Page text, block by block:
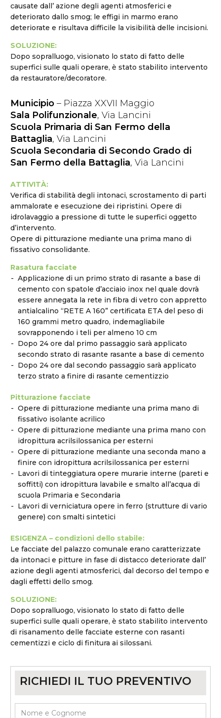
causate dall’ azione degli agenti atmosferici e
deteriorato dallo smog; le effigi in marmo erano
deteriorate e risultava difficile la visibilità delle incisioni.
SOLUZIONE:
Dopo sopralluogo, visionato lo stato di fatto delle
superfici sulle quali operare, è stato stabilito intervento
da restauratore/decoratore.
Municipio – Piazza XXVII Maggio
Sala Polifunzionale, Via Lancini
Scuola Primaria di San Fermo della
Battaglia, Via Lancini
Scuola Secondaria di Secondo Grado di
San Fermo della Battaglia, Via Lancini
ATTIVITÀ:
Verifica di stabilità degli intonaci, scrostamento di parti
ammalorate e esecuzione dei ripristini. Opere di
idrolavaggio a pressione di tutte le superfici oggetto
d’intervento.
Opere di pitturazione mediante una prima mano di
fissativo consolidante.
Rasatura facciate
Applicazione di un primo strato di rasante a base di
cemento con spatole d’acciaio inox nel quale dovrà
essere annegata la rete in fibra di vetro con appretto
antialcalino “RETE A 160” certificata ETA del peso di
160 grammi metro quadro, indemagliabile
sovrapponendo i teli per almeno 10 cm
Dopo 24 ore dal primo passaggio sarà applicato
secondo strato di rasante rasante a base di cemento
Dopo 24 ore dal secondo passaggio sarà applicato
terzo strato a finire di rasante cementizzio
Pitturazione facciate
Opere di pitturazione mediante una prima mano di
fissativo isolante acrilico
Opere di pitturazione mediante una prima mano con
idropittura acrilsilossanica per esterni
Opere di pitturazione mediante una seconda mano a
finire con idropittura acrilsilossanica per esterni
Lavori di tinteggiatura opere murarie interne (pareti e
soffitti) con idropittura lavabile e smalto all’acqua di
scuola Primaria e Secondaria
Lavori di verniciatura opere in ferro (strutture di vario
genere) con smalti sintetici
ESIGENZA – condizioni dello stabile:
Le facciate del palazzo comunale erano caratterizzate
da intonaci e pitture in fase di distacco deteriorate dall’
azione degli agenti atmosferici, dal decorso del tempo e
dagli effetti dello smog.
SOLUZIONE:
Dopo sopralluogo, visionato lo stato di fatto delle
superfici sulle quali operare, è stato stabilito intervento
di risanamento delle facciate esterne con rasanti
cementizzi e ciclo di finitura ai silossani.
RICHIEDI IL TUO PREVENTIVO